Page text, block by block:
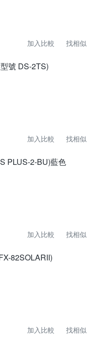
加入比較 找相似
號 DS-2TS)
加入比較 找相似
PLUS-2-BU)藍色
加入比較 找相似
82SOLARII)
加入比較 找相似